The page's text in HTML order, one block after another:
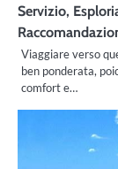
Servizio,
Viaggiare verso
ben ponderata,
comfort e…